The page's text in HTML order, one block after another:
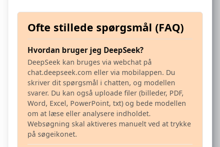
Ofte stillede spørgsmål (FAQ)
Hvordan bruger jeg DeepSeek?
DeepSeek kan bruges via webchat på
chat.deepseek.com eller via mobilappen. Du
skriver dit spørgsmål i chatten, og modellen
svarer. Du kan også uploade filer (billeder, PDF,
Word, Excel, PowerPoint, txt) og bede modellen
om at læse eller analysere indholdet.
Websøgning skal aktiveres manuelt ved at trykke
på søgeikonet.